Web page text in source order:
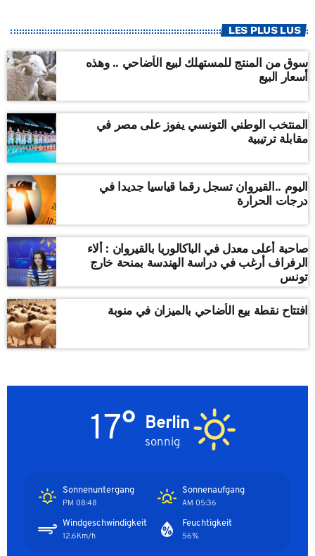
LES PLUS LUS
سوق من المنتج للمستهلك لبيع الأضاحي .. وهذه
أسعار البيع
المنتخب الوطني التونسي يفوز على مصر في
مقابلة ترتيبية
اليوم ..القيروان تسجل رقما قياسيا جديدا في
درجات الحرارة
صاحبة أعلى معدل في الباكالوريا بالقيروان : ألاء
الرفراف أرغب في دراسة الهندسة بمنحة خارج
تونس
افتتاح نقطة بيع الأضاحي بالميزان في منوبة
Berlin
sonnig
17°
Sonnenaufgang
05:36 AM
Sonnenuntergang
08:48 PM
Feuchtigkeit
56%
Windgeschwindigkeit
12.6Km/h